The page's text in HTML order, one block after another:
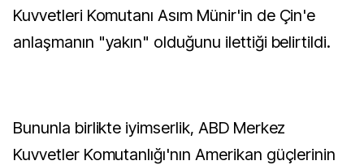
Kuvvetleri Komutanı Asım Münir'in de Çin'e
anlaşmanın "yakın" olduğunu ilettiği belirtildi.
Bununla birlikte iyimserlik, ABD Merkez
Kuvvetler Komutanlığı'nın Amerikan güçlerinin